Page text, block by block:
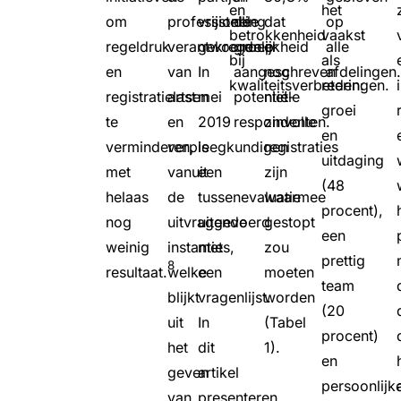
om
regeldruk
en
registratielast
te
verminderen,
met
helaas
nog
weinig
resultaat.8
professionele
verantwoordelijkheid
van
artsen
en
verpleegkundigen
vanuit
de
uitvragende
instanties,
welke
blijkt
uit
het
geven
vrijstelling
gekregen.
In
mei
2019
is
een
tussenevaluatie
uitgevoerd
met
een
vragenlijst.
In
dit
artikel
en
betrokkenheid
bij
kwaliteitsverbeteringen.
de
groep
aangeschreven
potentiële
respondenten.
dat
er
nog
niet-
zinvolle
registraties
zijn
waarmee
gestopt
zou
moeten
worden
(Tabel
1).
het
vaakst
als
reden:
groei
en
uitdaging
(48
procent),
een
prettig
team
(20
procent)
en
op
alle
afdelingen.